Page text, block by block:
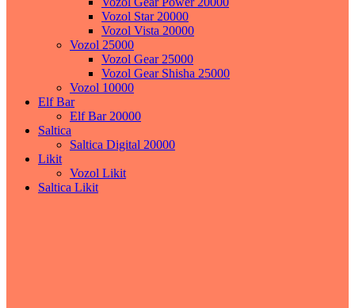
Vozol Star 20000
Vozol Vista 20000
Vozol 25000
Vozol Gear 25000
Vozol Gear Shisha 25000
Vozol 10000
Elf Bar
Elf Bar 20000
Saltica
Saltica Digital 20000
Likit
Vozol Likit
Saltica Likit